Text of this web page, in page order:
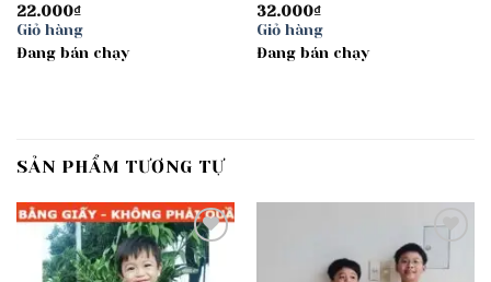
22.000₫
Giỏ hàng
Đang bán chạy
32.000₫
Giỏ hàng
Đang bán chạy
SẢN PHẨM TƯƠNG TỰ
Add to
wishlist
Add to
wishlist